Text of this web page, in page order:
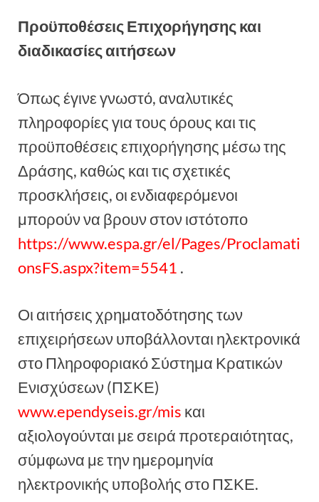
Προϋποθέσεις Επιχορήγησης και
διαδικασίες αιτήσεων
Όπως έγινε γνωστό, αναλυτικές
πληροφορίες για τους όρους και τις
προϋποθέσεις επιχορήγησης μέσω της
Δράσης, καθώς και τις σχετικές
προσκλήσεις, οι ενδιαφερόμενοι
μπορούν να βρουν στον ιστότοπο
https://www.espa.gr/el/Pages/Proclamati
onsFS.aspx?item=5541 .
Οι αιτήσεις χρηματοδότησης των
επιχειρήσεων υποβάλλονται ηλεκτρονικά
στο Πληροφοριακό Σύστημα Κρατικών
Ενισχύσεων (ΠΣΚΕ)
www.ependyseis.gr/mis και
αξιολογούνται με σειρά προτεραιότητας,
σύμφωνα με την ημερομηνία
ηλεκτρονικής υποβολής στο ΠΣΚΕ.